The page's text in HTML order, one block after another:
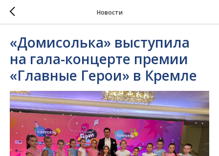
Новости
«Домисолька» выступила
на гала-концерте премии
«Главные Герои» в Кремле